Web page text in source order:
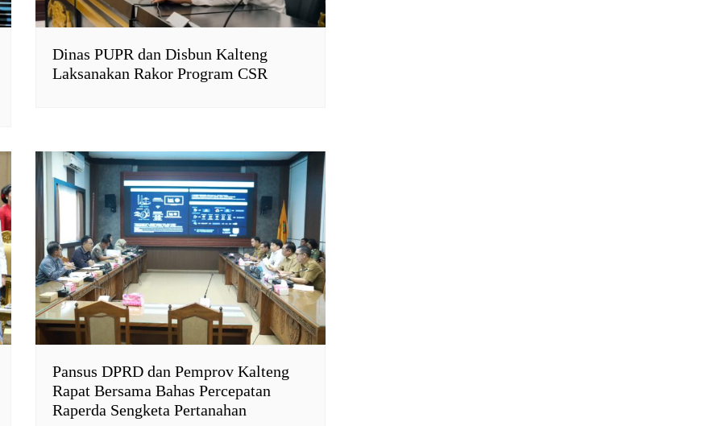
Dinas PUPR dan Disbun Kalteng
Laksanakan Rakor Program CSR
Pansus DPRD dan Pemprov Kalteng
Rapat Bersama Bahas Percepatan
Raperda Sengketa Pertanahan